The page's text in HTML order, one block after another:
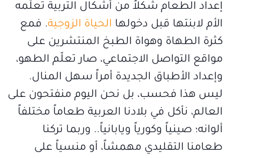
إعداد الطعام شكلاً من أشكال التربية تعلّمه
الأم لابنتها قبل دخولها الحياة الزوجية. فمع
كثرة الطهاة وهواة الطبخ المنتشرين على
مواقع التواصل الاجتماعي، صار تعلّم الطهو،
وإعداد الأطباق الجديدة أمراً سهل المنال.
ليس هذا فحسب، بل نحن اليوم منفتحون على
العالم، نأكل في بلادنا العربية طعاماً مختلفاً
ألوانه؛ صينياً وكورياً ويابانياً.. وربما تركنا
طعامنا التقليدي مهمشاً، أو منسياً على